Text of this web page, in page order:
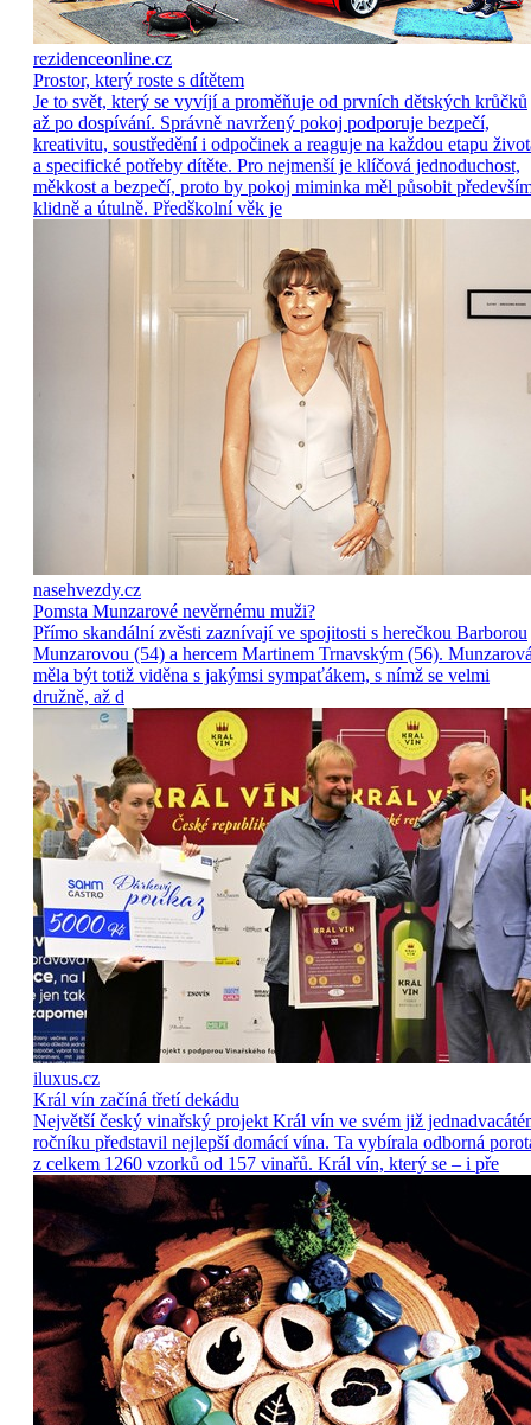
rezidenceonline.cz
Prostor, který roste s dítětem
Je to svět, který se vyvíjí a proměňuje od prvních dětských krůčků
až po dospívání. Správně navržený pokoj podporuje bezpečí,
kreativitu, soustředění i odpočinek a reaguje na každou etapu
a specifické potřeby dítěte. Pro nejmenší je klíčová jednoduchost,
měkkost a bezpečí, proto by pokoj miminka měl působit
klidně a útulně. Předškolní věk je
nasehvezdy.cz
Pomsta Munzarové nevěrnému muži?
Přímo skandální zvěsti zaznívají ve spojitosti s herečkou Barborou
Munzarovou (54) a hercem Martinem Trnavským (56).
měla být totiž viděna s jakýmsi sympaťákem, s nímž se velmi
družně, až d
iluxus.cz
Král vín začíná třetí dekádu
Největší český vinařský projekt Král vín ve svém již
ročníku představil nejlepší domácí vína. Ta vybírala odborná
z celkem 1260 vzorků od 157 vinařů. Král vín, který se – i pře